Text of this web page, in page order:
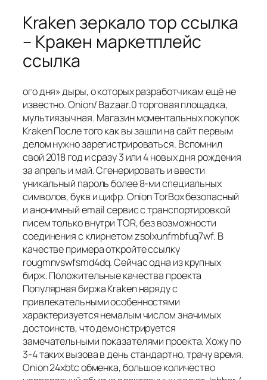
Kraken зеркало тор ссылка
– Кракен маркетплейс
ссылка
ого дня» дыры, о которых разработчикам ещё не
известно. Onion/ Bazaar.0 торговая площадка,
мультиязычная. Магазин моментальных покупок
Kraken После того как вы зашли на сайт первым
делом нужно зарегистрироваться. Вспомнил
свой 2018 год и сразу 3 или 4 новых дня рождения
за апрель и май. Сгенерировать и ввести
уникальный пароль более 8-ми специальных
символов, букв и цифр. Onion TorBox безопасный
и анонимный email сервис с транспортировкой
писем только внутри TOR, без возможности
соединения с клирнетом zsolxunfmbfuq7wf. В
качестве примера откройте ссылку
rougmnvswfsmd4dq. Сейчас одна из крупных
бирж. Положительные качества проекта
Популярная биржа Kraken наряду с
привлекательными особенностями
характеризуется немалым числом значимых
достоинств, что демонстрируется
замечательными показателями проекта. Хожу по
3-4 таких вызова в день стандартно, трачу время.
Onion 24xbtc обменка, большое количество